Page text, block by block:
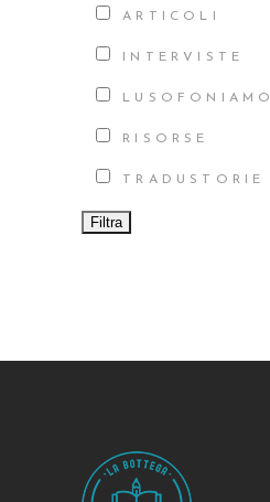
ARTICOLI
INTERVISTE
LUSOFONIAMO
RISORSE
TRADUSTORIE